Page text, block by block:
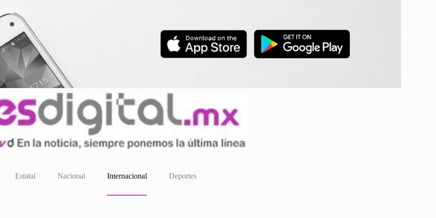
Estatal Nacional Internacional Deportes